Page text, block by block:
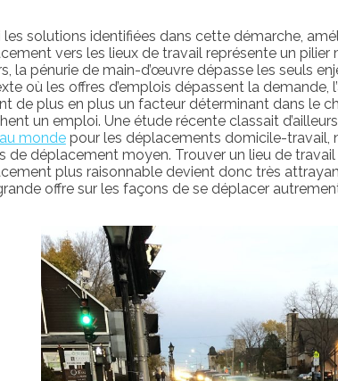
les solutions identifiées dans cette démarche,
vers les lieux de travail représente un pilier
la pénurie de main-d’œuvre dépasse les seuls
où les offres d’emplois dépassent la demande,
de plus en plus un facteur déterminant dans le
un emploi. Une étude récente classait
mondepour les déplacements domicile-travail,
de déplacement moyen. Trouver un lieu de
plus raisonnable devient donc très
offre sur les façons de se déplacer